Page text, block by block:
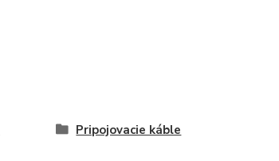
Pripojovacie káble